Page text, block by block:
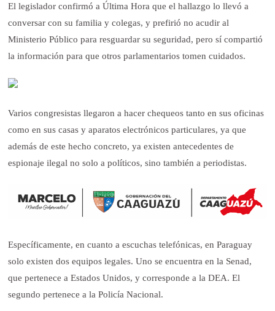
El legislador confirmó a Última Hora que el hallazgo lo llevó a
conversar con su familia y colegas, y prefirió no acudir al
Ministerio Público para resguardar su seguridad, pero sí compartió
la información para que otros parlamentarios tomen cuidados.
Varios congresistas llegaron a hacer chequeos tanto en sus oficinas
como en sus casas y aparatos electrónicos particulares, ya que
además de este hecho concreto, ya existen antecedentes de
espionaje ilegal no solo a políticos, sino también a periodistas.
Específicamente, en cuanto a escuchas telefónicas, en Paraguay
solo existen dos equipos legales. Uno se encuentra en la Senad,
que pertenece a Estados Unidos, y corresponde a la DEA. El
segundo pertenece a la Policía Nacional.